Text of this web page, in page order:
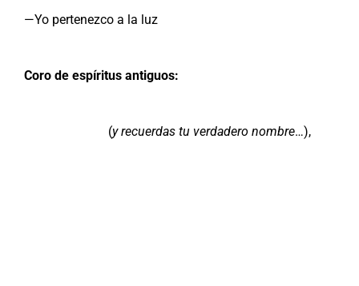
—Yo pertenezco a la luz
Coro de espíritus antiguos:
(y recuerdas tu verdadero nombre…),